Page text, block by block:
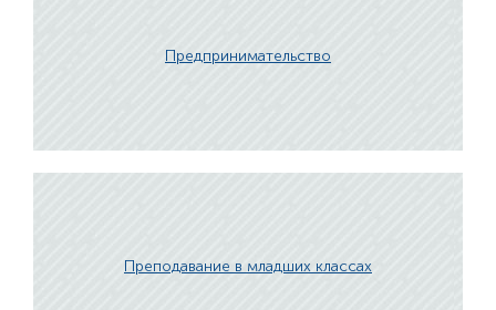
Предпринимательство
Преподавание в младших классах